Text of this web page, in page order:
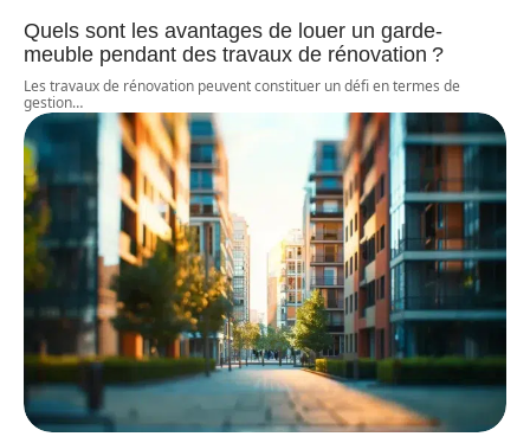
Quels sont les avantages de louer un garde-
meuble pendant des travaux de rénovation ?
Les travaux de rénovation peuvent constituer un défi en termes de
gestion…